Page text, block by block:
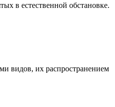
в естественной обстановке.
видов, их распространением